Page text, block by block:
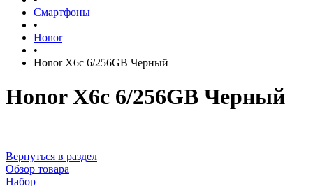
Смартфоны
•
Honor
•
Honor X6c 6/256GB Черный
Honor X6c 6/256GB Черный
Вернуться в раздел
Обзор товара
Набор